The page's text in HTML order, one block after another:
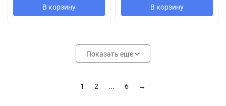
В корзину В корзину
Показать еще
1 2 ... 6 →